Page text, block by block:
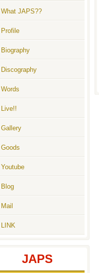
What JAPS??
Profile
Biography
Discography
Words
Live!!
Gallery
Goods
Youtube
Blog
Mail
LINK
JAPS